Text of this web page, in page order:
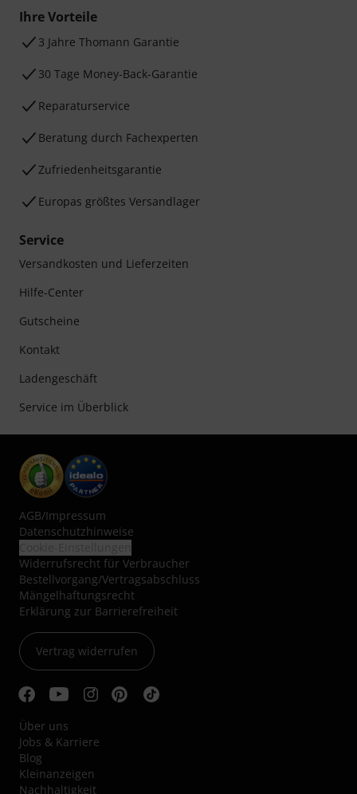
Ihre Vorteile
3 Jahre Thomann Garantie
30 Tage Money-Back-Garantie
Reparaturservice
Beratung durch Fachexperten
Zufriedenheitsgarantie
Europas größtes Versandlager
Service
Versandkosten und Lieferzeiten
Hilfe-Center
Gutscheine
Kontakt
Ladengeschäft
Service im Überblick
AGB/Impressum
Datenschutzhinweise
Widerrufsrecht für Verbraucher
Bestellvorgang/Vertragsabschluss
Mängelhaftungsrecht
Erklärung zur Barrierefreiheit
Vertrag widerrufen
Über uns
Jobs & Karriere
Blog
Kleinanzeigen
Nachhaltigkeit